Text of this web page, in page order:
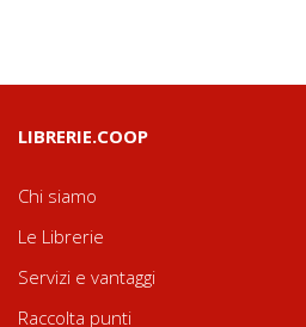
LIBRERIE.COOP
Chi siamo
Le Librerie
Servizi e vantaggi
Raccolta punti